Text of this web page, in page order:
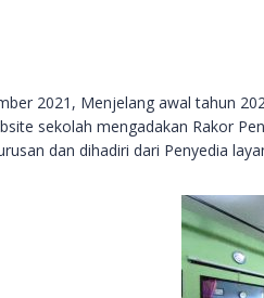
2021, Menjelang awal tahun
sekolah mengadakan Rakor
dan dihadiri dari Penyedia